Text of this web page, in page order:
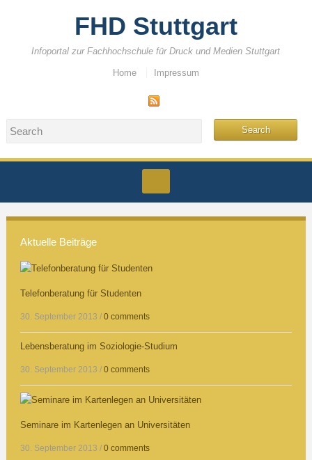
FHD Stuttgart
Infoportal zur Fachhochschule für Druck und Medien Stuttgart
Home Impressum
Aktuelle Beiträge
Telefonberatung für Studenten
30. September 2013 / 0 comments
Lebensberatung im Soziologie-Studium
30. September 2013 / 0 comments
Seminare im Kartenlegen an Universitäten
30. September 2013 / 0 comments